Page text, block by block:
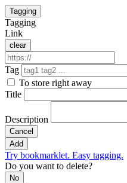
Tagging
Tagging
Link
clear
Tag
To store right away
Title
Description
Cancel
Add
Try bookmarklet. Easy tagging.
Do you want to delete?
No